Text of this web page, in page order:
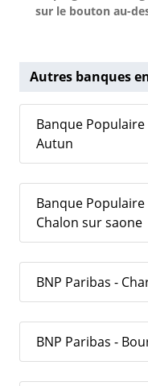
sur le bouton au-
Autres banques
Banque
Autun
Banque
Chalon sur saone
BNP Paribas -
BNP Paribas -